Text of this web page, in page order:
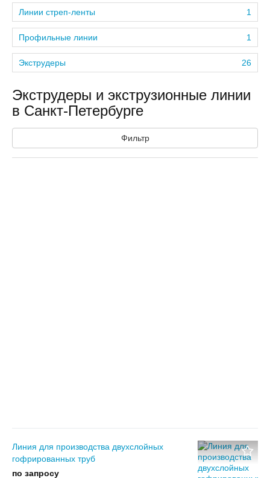
1
Линии стреп-ленты
1
Профильные линии
26
Экструдеры
Экструдеры и экструзионные линии
в Санкт-Петербурге
Фильтр
Линия для производства двухслойных
гофрированных труб
по запросу